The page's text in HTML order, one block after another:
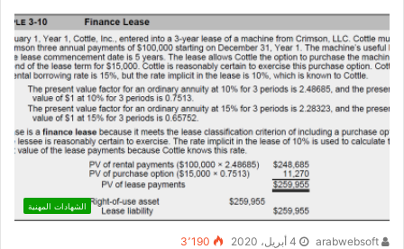
الشهادات المهنية
4 أبريل، 2020 3٬190